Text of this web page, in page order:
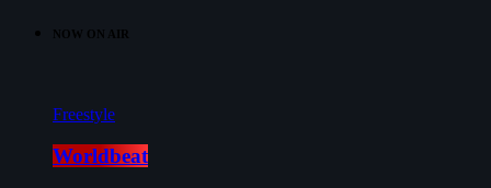
NOW ON AIR
Freestyle
Worldbeat